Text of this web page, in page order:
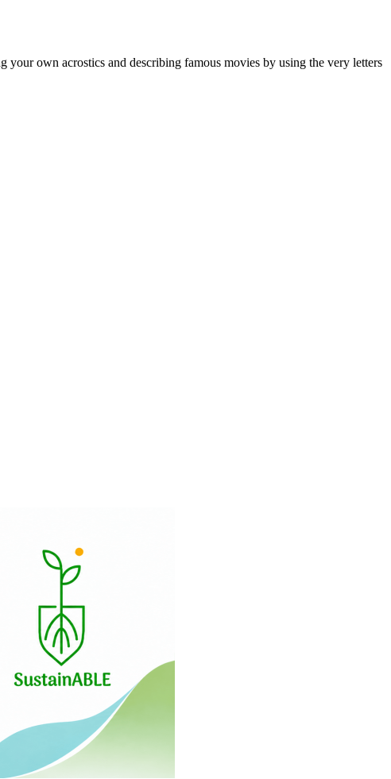
own acrostics and describing famous movies by using the very letters